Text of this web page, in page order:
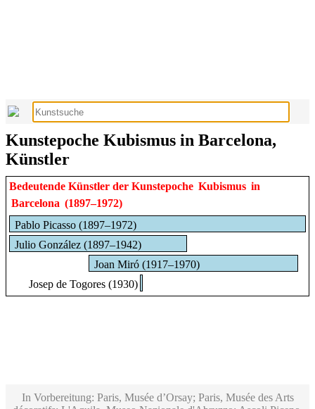
Kunstepoche Kubismus in Barcelona,
Künstler
Bedeutende Künstler der Kunstepoche Kubismus in
Barcelona (1897–1972)
Pablo Picasso (1897–1972)
Julio González (1897–1942)
Joan Miró (1917–1970)
Josep de Togores (1930)
In Vorbereitung: Paris, Musée d’Orsay; Paris, Musée des Arts